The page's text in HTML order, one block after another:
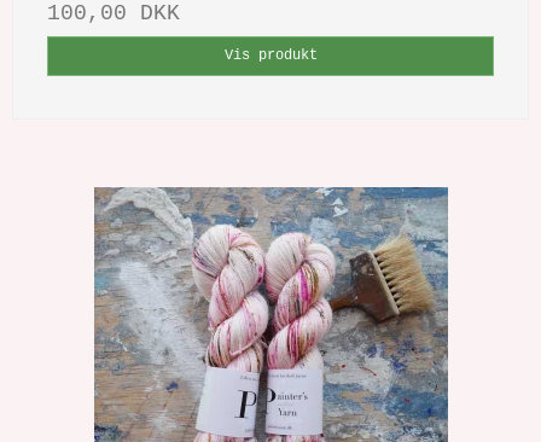
100,00 DKK
Vis produkt